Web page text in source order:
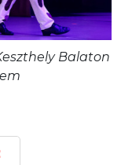
Balaton